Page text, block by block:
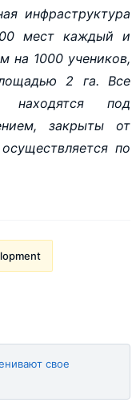
инфраструктура
мест каждый и
на 1000 учеников,
2 га. Все
под
закрыты от
по
свое